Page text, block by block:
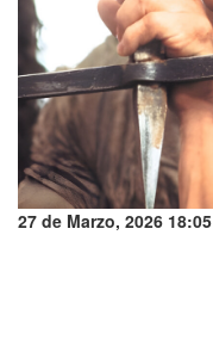
27 de Marzo, 2026 18:05